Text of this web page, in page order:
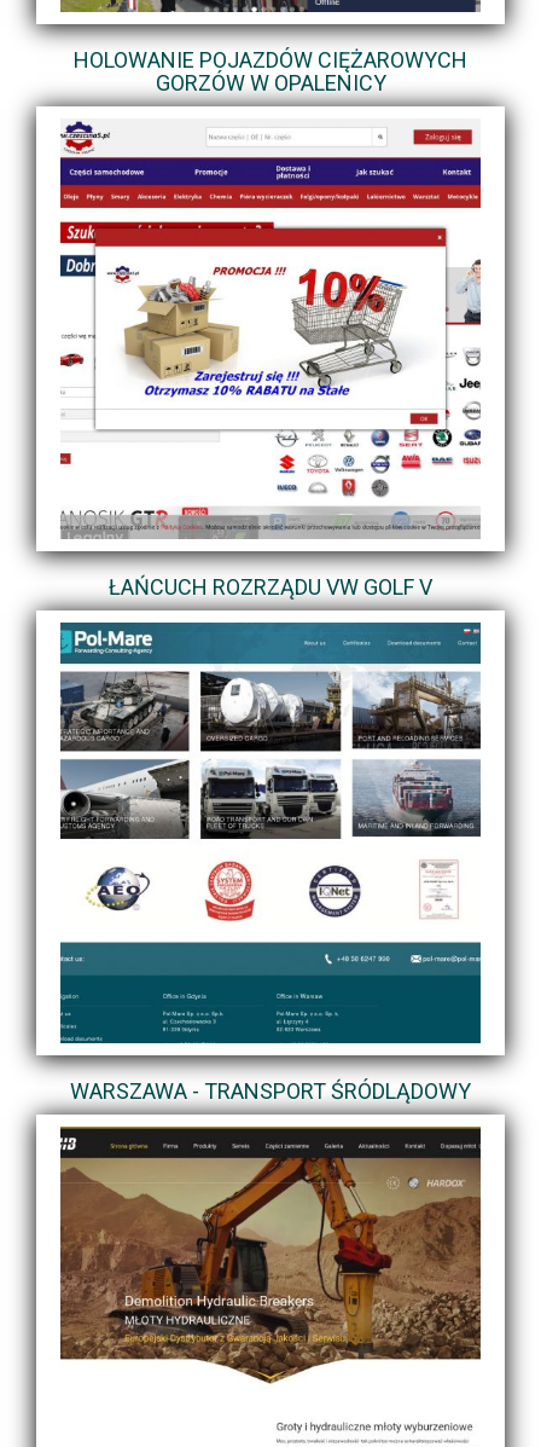
HOLOWANIE POJAZDÓW CIĘŻAROWYCH
GORZÓW W OPALENICY
ŁAŃCUCH ROZRZĄDU VW GOLF V
WARSZAWA - TRANSPORT ŚRÓDLĄDOWY